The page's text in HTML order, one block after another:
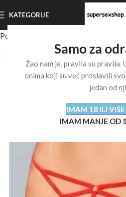
Samo za
Žao nam je, pravila su pravila.
onima koji su već proslavili
jedan od
IMAM 18 ILI
IMAM MANJE OD
KATEGORIJE
Početna stranica